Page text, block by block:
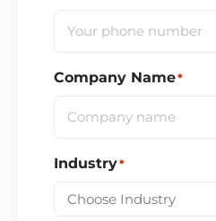
Company Name*
Industry*